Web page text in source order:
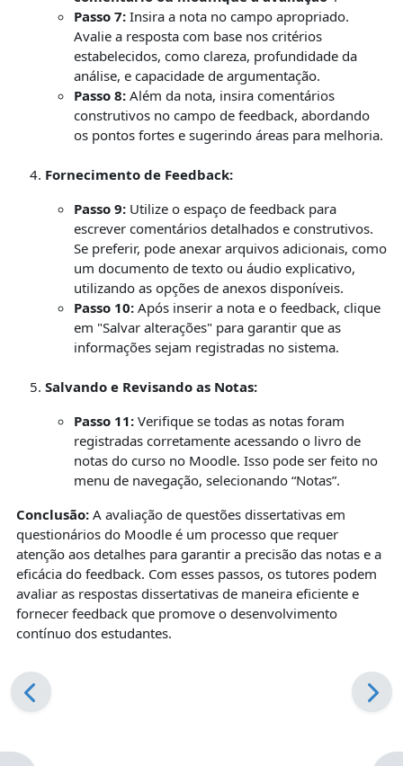
Passo 7: Insira a nota no campo apropriado.
Avalie a resposta com base nos critérios
estabelecidos, como clareza, profundidade da
análise, e capacidade de argumentação.
Passo 8: Além da nota, insira comentários
construtivos no campo de feedback, abordando
os pontos fortes e sugerindo áreas para melhoria.
Fornecimento de Feedback:
Passo 9: Utilize o espaço de feedback para
escrever comentários detalhados e construtivos.
Se preferir, pode anexar arquivos adicionais, como
um documento de texto ou áudio explicativo,
utilizando as opções de anexos disponíveis.
Passo 10: Após inserir a nota e o feedback, clique
em "Salvar alterações" para garantir que as
informações sejam registradas no sistema.
Salvando e Revisando as Notas:
Passo 11: Verifique se todas as notas foram
registradas corretamente acessando o livro de
notas do curso no Moodle. Isso pode ser feito no
menu de navegação, selecionando “Notas”.
Conclusão: A avaliação de questões dissertativas em
questionários do Moodle é um processo que requer
atenção aos detalhes para garantir a precisão das notas e a
eficácia do feedback. Com esses passos, os tutores podem
avaliar as respostas dissertativas de maneira eficiente e
fornecer feedback que promove o desenvolvimento
contínuo dos estudantes.